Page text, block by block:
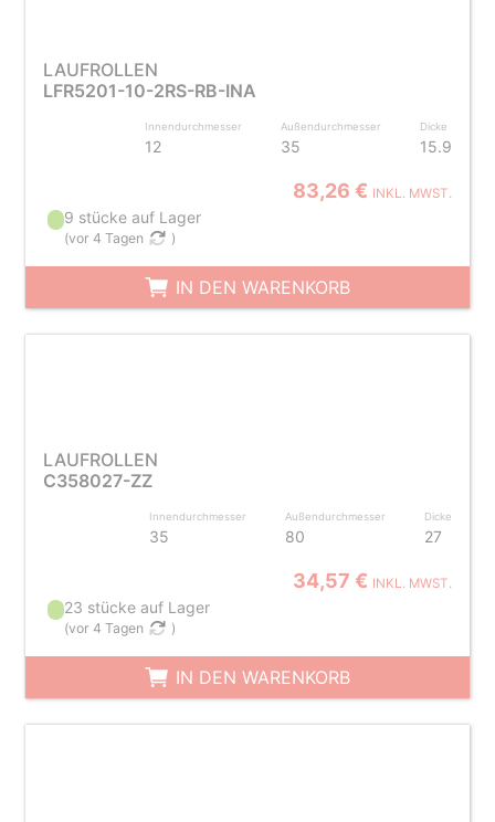
LAUFROLLEN
LFR5201-10-2RS-RB-INA
Innendurchmesser
12
Außendurchmesser
35
Dicke
15.9
83,26 € INKL. MWST.
9 stücke auf Lager
(vor 4 Tagen )
IN DEN WARENKORB
LAUFROLLEN
C358027-ZZ
Innendurchmesser
35
Außendurchmesser
80
Dicke
27
34,57 € INKL. MWST.
23 stücke auf Lager
(vor 4 Tagen )
IN DEN WARENKORB